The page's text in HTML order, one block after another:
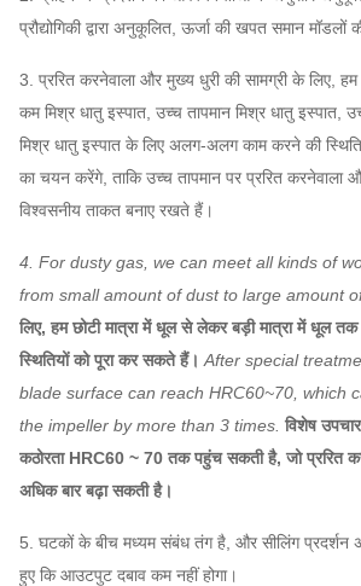
45 # स्टील (उच्च
स्टेनलेस स्टील ...
सहनशीलता
FAG, SKF,
धौंकनी प्रशंसक
सिस्टम बेस फ्रेम, सुरक्षात्मक
आउटलेट पाइपलाइन कम्पेसाटर,
इनलेट और आउटलेट फ्लैग, डैम्पर,
प्रौद्योगिकी द्वारा अनुकूलित, ऊर्जा की खपत समान
3. प्ररित करनेवाला और मुख्य धुरी की सामग्री के लिए, हम
कम मिश्र धातु इस्पात, उच्च तापमान मिश्र धातु इस्पात,
मिश्र धातु इस्पात के लिए अलग-अलग काम करने की
का चयन करेंगे, ताकि उच्च तापमान पर प्ररित करनेवाला
विश्वसनीय ताकत बनाए रखते हैं।
4. For dusty gas, we can meet all kinds of
from small amount of dust to large amount
लिए, हम छोटी मात्रा में धूल से लेकर बड़ी मात्रा में धूल तक
स्थितियों को पूरा कर सकते हैं। After special
blade surface can reach HRC60~70, which
the impeller by more than 3 times. विशेष
कठोरता HRC60 ~ 70 तक पहुंच सकती है, जो प्ररित
अधिक बार बढ़ा सकती है।
5. घटकों के बीच मध्यम संबंध तंग है, और सीलिंग प्रदर्शन
हुए कि आउटपुट दबाव कम नहीं होगा।